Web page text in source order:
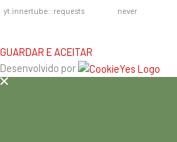
yt.innertube::requests never
GUARDAR E ACEITAR
Desenvolvido por